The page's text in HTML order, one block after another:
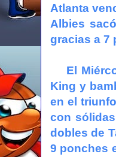
Atlanta
Albies
gracias a 7
El
King y
en el
con
dobles de
9 ponches